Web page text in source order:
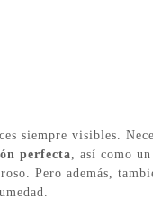
siempre visibles.
perfecta
, así como
Pero además,